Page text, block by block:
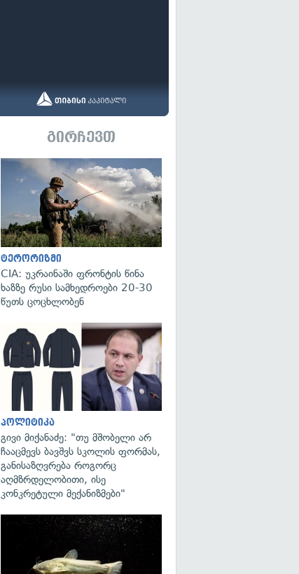
გირჩევთ
ტერორიზმი
CIA: უკრაინაში ფრონტის წინა
ხაზზე რუსი სამხედროები 20-30
წუთს ცოცხლობენ
პოლიტიკა
გივი მიქანაძე: "თუ მშობელი არ
ჩააცმევს ბავშვს სკოლის ფორმას,
განისაზღვრება როგორც
აღმზრდელობითი, ისე
კონკრეტული მექანიზმები"